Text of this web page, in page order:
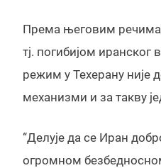
Према његовим речима,
тј. погибијом иранског
режим у Техерану није
механизми и за такву
“Делује да се Иран
огромном